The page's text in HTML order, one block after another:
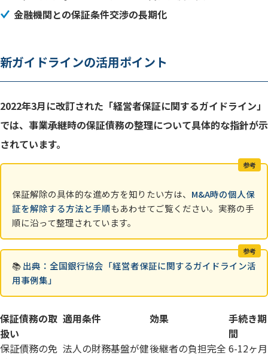
金融機関との保証条件交渉の長期化
新ガイドラインの活用ポイント
2022年3月に改訂された「経営者保証に関するガイドライン」
では、事業承継時の保証債務の整理について具体的な指針が示
されています。
参考
保証解除の具体的な進め方を知りたい方は、 M&A時の個人保
証を解除する方法と手順もあわせてご覧ください。実務の手
順に沿って整理されています。
参考
📚出典：全国銀行協会「経営者保証に関するガイドライン活
用事例集」
保証債務の取
扱い
適用条件 効果
手続き期
間
保証債務の免 法人の財務基盤が健後継者の負担完全 6-12ヶ月